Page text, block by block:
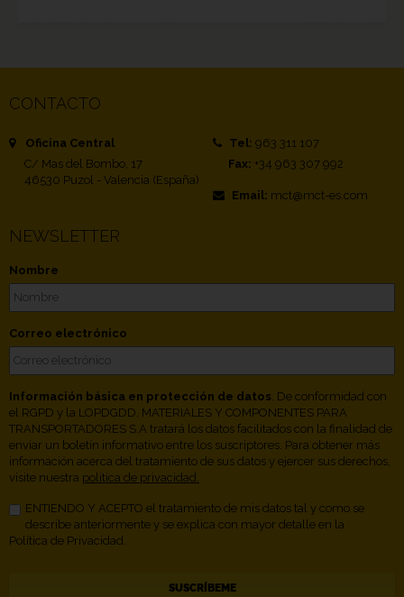
CONTACTO
Oficina Central
C/ Mas del Bombo, 17
46530 Puzol - Valencia (España)
Tel: 963 311 107
Fax: +34 963 307 992
Email: mct@mct-es.com
NEWSLETTER
Nombre
Correo electrónico
Información básica en protección de datos . De conformidad con
el RGPD y la LOPDGDD, MATERIALES Y COMPONENTES PARA
TRANSPORTADORES S.A tratará los datos facilitados con la finalidad de
enviar un boletín informativo entre los suscriptores. Para obtener más
información acerca del tratamiento de sus datos y ejercer sus derechos,
visite nuestra política de privacidad.
ENTIENDO Y ACEPTO el tratamiento de mis datos tal y como se
describe anteriormente y se explica con mayor detalle en la
Política de Privacidad.